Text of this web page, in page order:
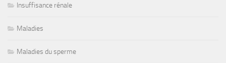
Insuffisance rénale
Maladies
Maladies du sperme